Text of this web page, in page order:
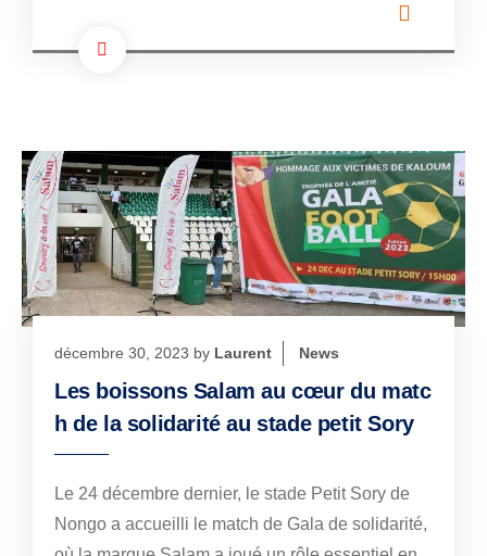
décembre 30, 2023 by Laurent News
Les boissons Salam au cœur du matc
h de la solidarité au stade petit Sory
Le 24 décembre dernier, le stade Petit Sory de
Nongo a accueilli le match de Gala de solidarité,